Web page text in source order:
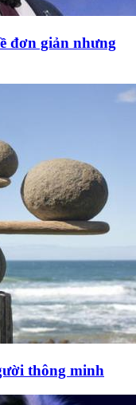
đơn giản nhưng
thông minh